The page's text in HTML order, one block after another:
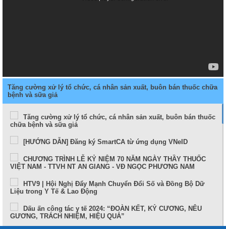
Tăng cường xử lý tổ chức, cá nhân sản xuất, buôn bán thuốc chữa
bệnh và sữa giả
Tăng cường xử lý tổ chức, cá nhân sản xuất, buôn bán thuốc
chữa bệnh và sữa giả
[HƯỚNG DẪN] Đăng ký SmartCA từ ứng dụng VNeID
CHƯƠNG TRÌNH LỄ KỶ NIỆM 70 NĂM NGÀY THẦY THUỐC
VIỆT NAM - TTVH NT AN GIANG - VĐ NGỌC PHƯƠNG NAM
HTV9 | Hội Nghị Đẩy Mạnh Chuyển Đổi Số và Đồng Bộ Dữ
Liệu trong Y Tế & Lao Động
Dấu ấn công tác y tế 2024: “ĐOÀN KẾT, KỶ CƯƠNG, NÊU
GƯƠNG, TRÁCH NHIỆM, HIỆU QUẢ”